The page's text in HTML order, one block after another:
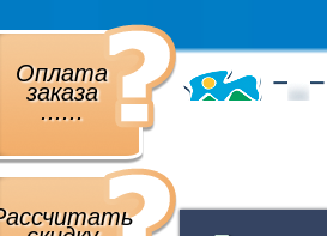
Оплата
заказа
......